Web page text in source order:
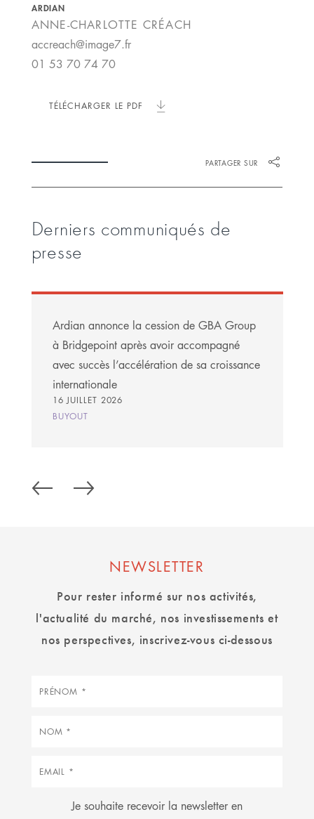
ARDIAN
ANNE-CHARLOTTE CRÉACH
accreach@image7.fr
01 53 70 74 70
TÉLÉCHARGER LE PDF
PARTAGER SUR
Derniers communiqués de
presse
Ardian annonce la cession de GBA Group
à Bridgepoint après avoir accompagné
avec succès l’accélération de sa croissance
internationale
16 JUILLET 2026
BUYOUT
NEWSLETTER
Pour rester informé sur nos activités,
l'actualité du marché, nos investissements et
nos perspectives, inscrivez-vous ci-dessous
Prénom
Nom
Courriel
Je souhaite recevoir la newsletter en